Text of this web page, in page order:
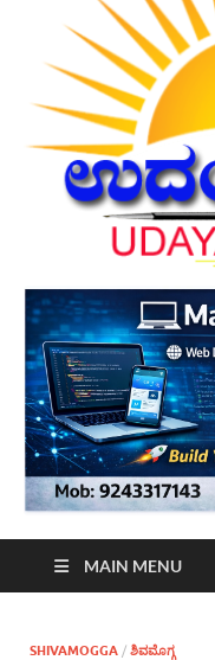
MAIN MENU
SHIVAMOGGA / ಶಿವಮೊಗ್ಗ